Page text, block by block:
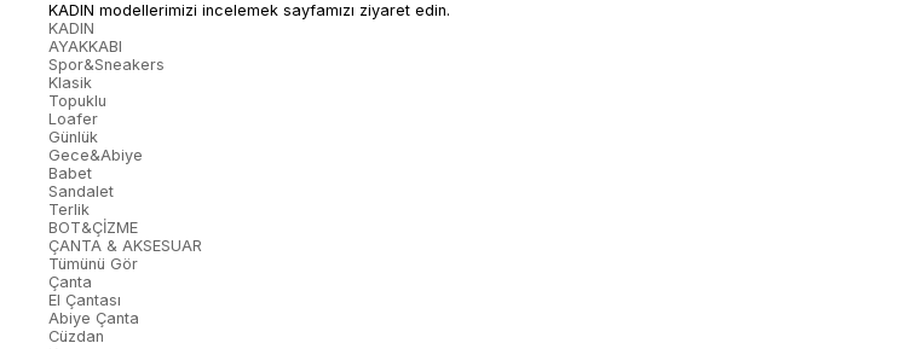
KADIN modellerimizi incelemek sayfamızı ziyaret edin.
KADIN
AYAKKABI
Spor&Sneakers
Klasik
Topuklu
Loafer
Günlük
Gece&Abiye
Babet
Sandalet
Terlik
BOT&ÇİZME
ÇANTA & AKSESUAR
Tümünü Gör
Çanta
El Çantası
Abiye Çanta
Cüzdan